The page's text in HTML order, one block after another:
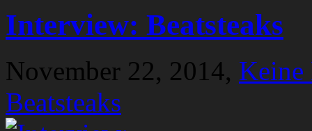
Interview: Beatsteaks
November 22, 2014, Keine
Beatsteaks